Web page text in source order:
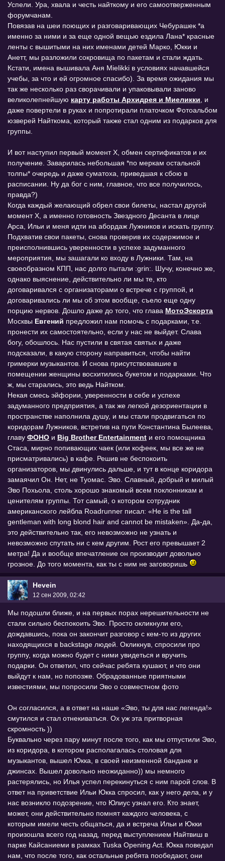
Успели. Ура, хвала и честь найткому и его самоотверженным
форумчанам.
Повязав на шеи поющих и разговаривающих Чебурашек *а
именно за ними и за еще одной вещью ездила Лана* красные
ленты с вышитыми на них именами детей Марко, Юкки и
Анетт, мы разложили сокровища по пакетам и стали ждать.
Кстати, имена вышивала Аня Mielikki в условиях начавшейся
учебы, за что и ей огромное спасибо). За время ожидания мы
так же несколько раз сворачивали и упаковывали заново
великолепнейшую карту работы Архидрея и Миеликки , и
даже повертели в руках и попротирали платочком Фотоальбом
юзверей Найткома, который также стал одним из подарков для
группы.
И вот наступил первый момент Х, обмен сертификатов и их
получение. Заварилась небольшая *по меркам остальной
толпы* очередь и даже суматоха, приведшая к сбою в
расписании. Ну да бог с ним, главное, что все получилось,
правда?)
Когда каждый желающий обрел свои билеты, настал другой
момент Х, а именно готовность Звездного Десанта в лице
Арса, Ильи и меня идти на абордаж Лужников и искать группу.
Подхватив свои пакеты, снова проверив их содержимое и
преисполнившись уверенности в успехе задуманного
мероприятия, мы зашагали ко входу в Лужники. Там, на
своеобразном КПП, нас долго пытали :grin:. Шучу, конечно же,
однако выяснение, действительно ли мы те, кто
договаривался с организаторами о встрече с группой, и
договаривались ли мы об этом вообще, съело еще одну
порцию нервов. Дошло даже до того, что глава МотоЭскорта
Москвы Евгений предложил нам помочь с подарками, т.е.
пронести их самостоятельно, если у нас не выйдет. Слава
богу, обошлось. Нас пустили в святая святых и даже
подсказали, в какую сторону направиться, чтобы найти
гримерки музыкантов. И снова присутствовавшие в
помещении женщины восхитились букетом и подарками. Что
ж, мы старались, это ведь Найтком.
Некая смесь эйфории, уверенности в себе и успехе
задуманного предприятия, а так же легкой дезориентации в
пространстве наполнила душу, и мы стали продвигаться по
коридорам Лужников, встретив на пути Константина Былеева,
главу ФОНО и Big Brother Entertainment и его помощника
Стаса, мирно попивающих чаек (или кофеек, мы все же не
присматривались) в кафе. Решив не беспокоить
организаторов, мы двинулись дальше, и тут в конце коридора
замаячил Он. Нет, не Туомас. Эво. Славный, добрый и милый
Эво Похьола, столь хорошо знакомый всем поклонникам и
ценителям группы. Тот самый, о котором сотрудник
американского лейбла Roadrunner писал: «He is the tall
gentleman with long blond hair and cannot be mistaken». Да-да,
это действительно так, его невозможно не узнать и
невозможно спутать ни с кем другим. Рост его превышает 2
метра! Да и вообще впечатление он производит довольно
грозное. До того момента, как ты с ним не заговоришь
Hevein
12 сен 2009, 02:42
Мы подошли ближе, и на первых порах нерешительности не
стали сильно беспокоить Эво. Просто окликнули его,
дождавшись, пока он закончит разговор с кем-то из других
находящихся в backstage людей. Окликнув, спросили про
группу, когда можно будет с ними увидеться и вручить
подарки. Он ответил, что сейчас ребята кушают, и что они
выйдут к нам, но попозже. Обрадованные приятными
известиями, мы попросили Эво о совместном фото
Он согласился, а в ответ на наше «Эво, ты для нас легенда!»
смутился и стал отнекиваться. Ох уж эта притворная
скромность ))
Буквально через пару минут после того, как мы отпустили Эво,
из коридора, в котором располагалась столовая для
музыкантов, вышел Юкка, в своей неизменной бандане и
джинсах. Вышел довольно неожиданно)) мы немного
растерялись, но Илья успел перекинуться с ним парой слов. В
ответ на приветствие Ильи Юкка спросил, как у него дела, и у
нас возникло подозрение, что Юлиус узнал его. Кто знает,
может, они действительно помнят каждого человека, с
которым имели честь общаться, да и встреча Ильи и Юкки
произошла всего год назад, перед выступлением Найтвиш в
парке Кайсаниеми в рамках Tuska Opening Act. Юкка поведал
нам, что после того, как остальные ребята пообедают, они